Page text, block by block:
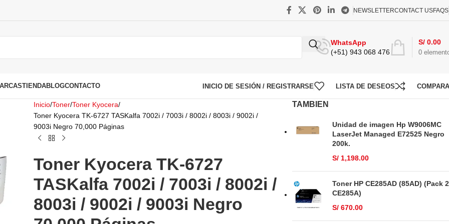
NEWSLETTERCONTACT USFAQS
WhatsApp
(+51) 943 068 476
0
S/ 0.00
TIENDABLOGCONTACTO INICIO DE SESIÓN / REGISTRARSE LISTA DE DESEOS
Inicio Toner Toner Kyocera
Toner Kyocera TK-6727 TASKalfa 7002i / 7003i / 8002i / 8003i / 9002i /
9003i Negro 70,000 Páginas
Toner Kyocera TK-6727
TASKalfa 7002i / 7003i / 8002i /
8003i / 9002i / 9003i Negro
TAMBIEN
Unidad de imagen Hp W9006MC
LaserJet Managed E72525 Negro
200k.
S/1,198.00
Toner HP CE285AD (85AD) (Pack 2
CE285A)
S/670.00